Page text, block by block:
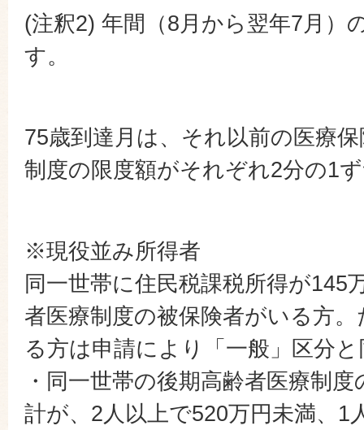
(注釈2) 年間（8月から翌年7月）
す。
75歳到達月は、それ以前の医療
制度の限度額がそれぞれ2分の1
※現役並み所得者
同一世帯に住民税課税所得が145
者医療制度の被保険者がいる方
る方は申請により「一般」区分
・同一世帯の後期高齢者医療制
計が、2人以上で520万円未満、1